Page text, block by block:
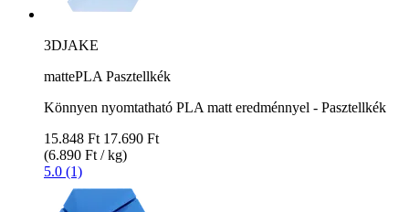
3DJAKE
mattePLA Pasztellkék
Könnyen nyomtatható PLA matt eredménnyel - Pasztellkék
15.848 Ft 17.690 Ft
(6.890 Ft / kg)
5.0 (1)